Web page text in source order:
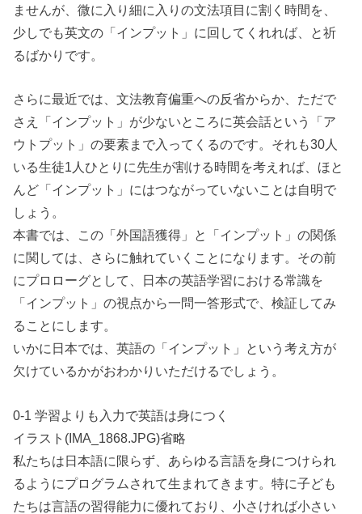
ませんが、微に入り細に入りの文法項目に割く時間を、
少しでも英文の「インプット」に回してくれれば、と祈
るばかりです。
さらに最近では、文法教育偏重への反省からか、ただで
さえ「インプット」が少ないところに英会話という「ア
ウトプット」の要素まで入ってくるのです。それも30人
いる生徒1人ひとりに先生が割ける時間を考えれば、ほと
んど「インプット」にはつながっていないことは自明で
しょう。
本書では、この「外国語獲得」と「インプット」の関係
に関しては、さらに触れていくことになります。その前
にプロローグとして、日本の英語学習における常識を
「インプット」の視点から一問一答形式で、検証してみ
ることにします。
いかに日本では、英語の「インプット」という考え方が
欠けているかがおわかりいただけるでしょう。
0-1 学習よりも入力で英語は身につく
イラスト(IMA_1868.JPG)省略
私たちは日本語に限らず、あらゆる言語を身につけられ
るようにプログラムされて生まれてきます。特に子ども
たちは言語の習得能力に優れており、小さければ小さい